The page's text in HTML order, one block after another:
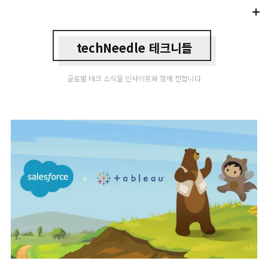
techNeedle 테크니들
글로벌 테크 소식을 인사이트와 함께 전합니다